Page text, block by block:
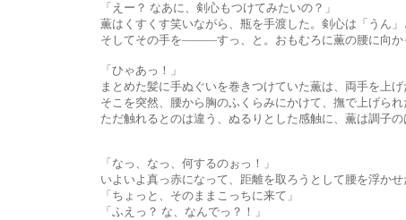
「えー？ なあに、剣心もつけてみたいの？」
薫はくすくす笑いながら、瓶を手渡した。剣心は「うん」と頷
そしてその手を―――すっ、と。おもむろに薫の腰に向かっ
「ひゃあっ！」
まとめた髪に手ぬぐいを巻きつけていた薫は、両手を上げた
そこを突然、腰から胸のふくらみにかけて、撫で上げられ
ただ触れるとのは違う、ぬるりとした感触に、薫は調子のはず
「なっ、なっ、何するのぉっ！」
いよいよ真っ赤になって、距離を取ろうとして腰を浮かせた薫
「ちょっと、そのままこっちに来て」
「ふえっ？ な、なんでっ？！」